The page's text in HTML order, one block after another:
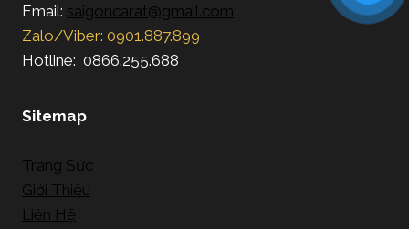
Email: saigoncarat@gmail.com
Zalo/Viber: 0901.887.899
Hotline: 0866.255.688
Sitemap
Trang Sức
Giới Thiệu
Liên Hệ